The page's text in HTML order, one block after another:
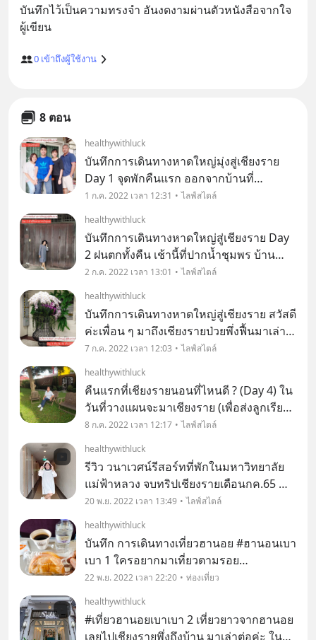
บันทึกไว้เป็นความทรงจำ อันงดงามผ่านตัวหนังสือจากใจ
0 เข้าถึงผู้ใช้งาน
8 ตอน
healthywithluck
บันทึกการเดินทางหาดใหญ่มุ่งสู่เชียงราย
Day 1 จุดพักคืนแรก ออกจากบ้านที่
หาดใหญ่ 07:17
1 ก.ค. 2022 เวลา 12:31
ไลฟ์สไตล์
healthywithluck
บันทึกการเดินทางหาดใหญ่สู่เชียงราย Day
2 ฝนตกทั้งคืน เช้านี้ที่ปากน้ำชุมพร บ้าน
เพื่อนอยู่ใกล้ปากน้ำชุมพร นัดว่าตอนเช้าจะ
ไปถ่ายรูปกัน แต่ฝนตกทั้งคืน
2 ก.ค. 2022 เวลา 13:01
ไลฟ์สไตล์
healthywithluck
บันทึกการเดินทางหาดใหญ่สู่เชียงราย สวัสดี
ค่ะเพื่อน ๆ มาถึงเชียงรายป่วยพึ่งฟื้นมาเล่า
ต่อนะคะ
7 ก.ค. 2022 เวลา 12:03
ไลฟ์สไตล์
healthywithluck
คืนแรกที่เชียงรายนอนที่ไหนดี ? (Day 4) ใน
วันที่วางแผนจะมาเชียงราย (เพื่อส่งลูกเรียน
ที่มหาวิทยาลัยแม่ฟ้าหลวง) คุณสามีวางแผน
ให้มาอยู่ 1 เดือน (ตัวเองไม่ได้มานะให้พี่
ลักษณ์มา)
8 ก.ค. 2022 เวลา 12:17
ไลฟ์สไตล์
healthywithluck
รีวิว วนาเวศน์รีสอร์ทที่พักในมหาวิทยาลัย
แม่ฟ้าหลวง จบทริปเชียงรายเดือนกค.65 😍
ค้างไว้ตั้งแต่เดือนกค. ไปรอบนั้นตั้งใจจะพา
เที่ยวเชียงราย แต่ไปสู้กับเจ้าเชื้อโรคไม่ไหว
อยู่แต่ที่พักในมหาวิทยาลัย 10 ว
20 พ.ย. 2022 เวลา 13:49
ไลฟ์สไตล์
healthywithluck
บันทึก การเดินทางเที่ยวฮานอย #ฮานอนเบา
เบา 1 ใครอยากมาเที่ยวตามรอย
เวียดนามเหนือ ฮานอย - ฮาลองเบย์ มารวม
กันตรงนี้ค่ะ
22 พ.ย. 2022 เวลา 22:20
ท่องเที่ยว
healthywithluck
#เที่ยวฮานอยเบาเบา 2 เที่ยวยาวจากฮานอย
เลยไปเชียงรายพึ่งถึงบ้าน มาเล่าต่อค่ะ ใน